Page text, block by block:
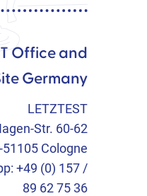
Office and
Germany
LETZTEST
Str. 60-62
51105 Cologne
+49 (0) 157 /
89 62 75 36